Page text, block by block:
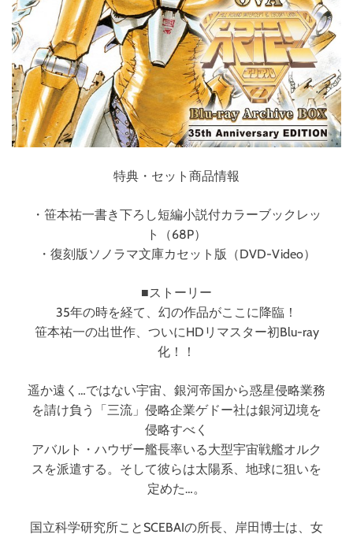
特典・セット商品情報
・笹本祐一書き下ろし短編小説付カラーブックレッ
ト（68P）
・復刻版ソノラマ文庫カセット版（DVD-Video）
■ストーリー
35年の時を経て、幻の作品がここに降臨！
笹本祐一の出世作、ついにHDリマスター初Blu-ray
化！！
遥か遠く…ではない宇宙、銀河帝国から惑星侵略業務
を請け負う「三流」侵略企業ゲドー社は銀河辺境を
侵略すべく
アバルト・ハウザー艦長率いる大型宇宙戦艦オルク
スを派遣する。そして彼らは太陽系、地球に狙いを
定めた…。
国立科学研究所ことSCEBAIの所長、岸田博士は、女